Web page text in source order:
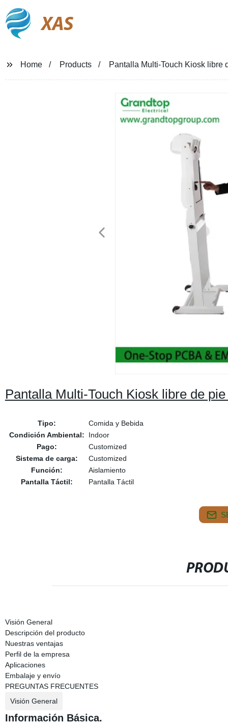
XAS
Home Products Pantalla Multi-Touch Kiosk libre
Pantalla Multi-Touch Kiosk libre de
Tipo:
Comida y Bebida
Condición Ambiental:
Indoor
Pago:
Customized
Sistema de carga:
Customized
Función:
Aislamiento
Pantalla Táctil:
Pantalla Táctil
Visión General
Descripción del producto
Nuestras ventajas
Perfil de la empresa
Aplicaciones
Embalaje y envío
PREGUNTAS FRECUENTES
Visión General
Información Básica.